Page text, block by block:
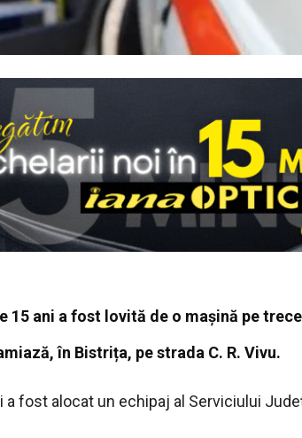
15 ani a fost lovită de o mașină pe
în Bistrița, pe strada C. R. Vivu.
a fost alocat un echipaj al Serviciului